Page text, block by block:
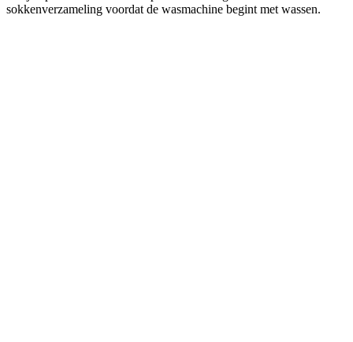
sokkenverzameling voordat de wasmachine begint met wassen.